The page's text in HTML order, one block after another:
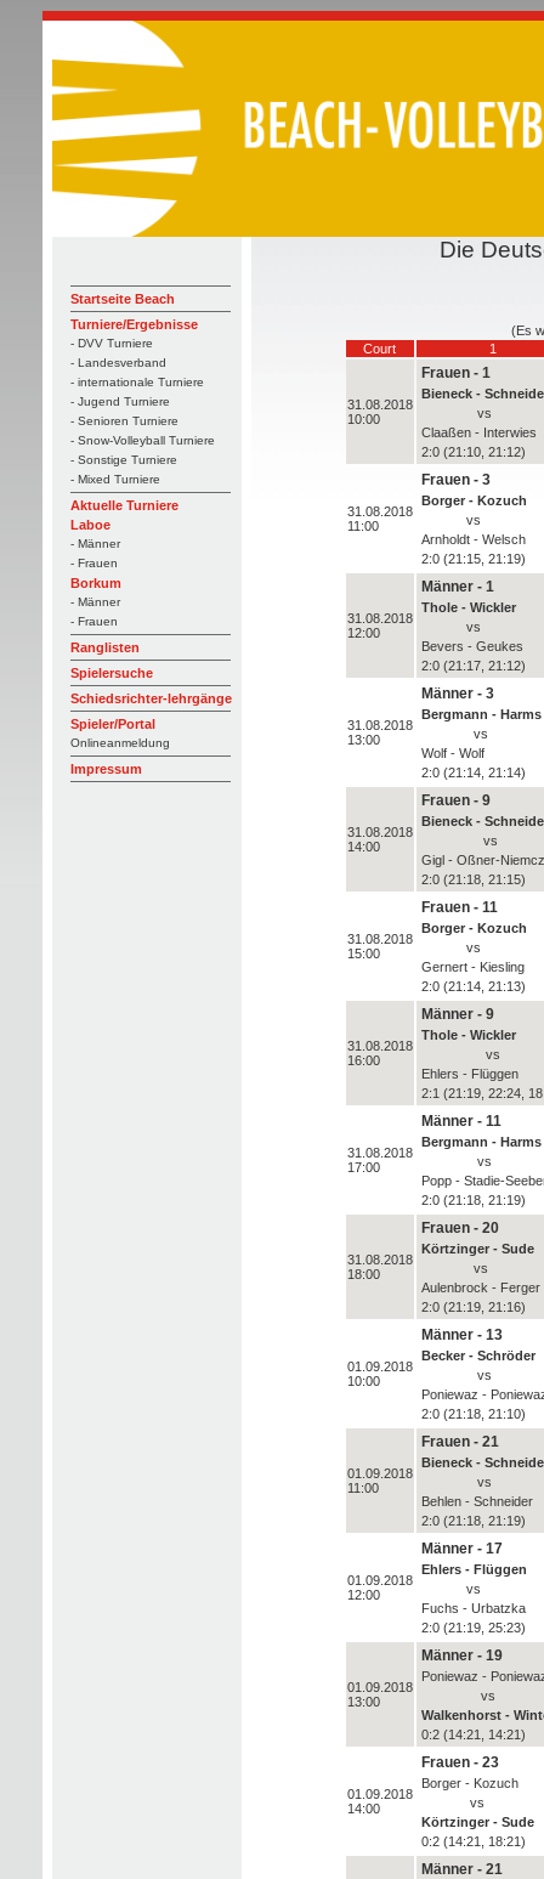
Startseite Beach
Turniere/Ergebnisse
- DVV Turniere
- Landesverband
- internationale Turniere
- Jugend Turniere
- Senioren Turniere
- Snow-Volleyball Turniere
- Sonstige Turniere
- Mixed Turniere
Aktuelle Turniere
Laboe
- Männer
- Frauen
Borkum
- Männer
- Frauen
Ranglisten
Spielersuche
Schiedsrichter-lehrgänge
Spieler/Portal
Onlineanmeldung
Impressum
Die
(Es
Court
1
31.08.2018
10:00
Frauen - 1
Bieneck -
vs
Claaßen - Interwies
2:0 (21:10, 21:12)
31.08.2018
11:00
Frauen - 3
Borger - Kozuch
vs
Arnholdt - Welsch
2:0 (21:15, 21:19)
31.08.2018
12:00
Männer - 1
Thole - Wickler
vs
Bevers - Geukes
2:0 (21:17, 21:12)
31.08.2018
13:00
Männer - 3
Bergmann - Harms
vs
Wolf - Wolf
2:0 (21:14, 21:14)
31.08.2018
14:00
Frauen - 9
Bieneck -
vs
Gigl - Oßner-
2:0 (21:18, 21:15)
31.08.2018
15:00
Frauen - 11
Borger - Kozuch
vs
Gernert - Kiesling
2:0 (21:14, 21:13)
31.08.2018
16:00
Männer - 9
Thole - Wickler
vs
Ehlers - Flüggen
2:1 (21:19, 22:24,
31.08.2018
17:00
Männer - 11
Bergmann - Harms
vs
Popp - Stadie-
2:0 (21:18, 21:19)
31.08.2018
18:00
Frauen - 20
Körtzinger - Sude
vs
Aulenbrock - Ferger
2:0 (21:19, 21:16)
01.09.2018
10:00
Männer - 13
Becker - Schröder
vs
Poniewaz -
2:0 (21:18, 21:10)
01.09.2018
11:00
Frauen - 21
Bieneck -
vs
Behlen - Schneider
2:0 (21:18, 21:19)
01.09.2018
12:00
Männer - 17
Ehlers - Flüggen
vs
Fuchs - Urbatzka
2:0 (21:19, 25:23)
01.09.2018
13:00
Männer - 19
Poniewaz -
vs
Walkenhorst -
0:2 (14:21, 14:21)
01.09.2018
14:00
Frauen - 23
Borger - Kozuch
vs
Körtzinger - Sude
0:2 (14:21, 18:21)
Männer - 21